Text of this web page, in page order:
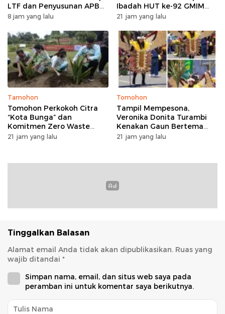
LTF dan Penyusunan APBD
2027 lewat Apel Bersama
8 jam yang lalu
Ibadah HUT ke-92 GMIM
Syalom Molas: Ajakan
Pembangunan
21 jam yang lalu
Tamohon
Tomohon Perkokoh Citra
“Kota Bunga” dan
Komitmen Zero Waste
lewat Penanaman Bunga
21 jam yang lalu
Tomohon
Tampil Mempesona,
Veronika Donita Turambi
Kenakan Gaun Bertema
Manguni di TOF 2026
21 jam yang lalu
Tinggalkan Balasan
Alamat email Anda tidak akan dipublikasikan. Ruas yang
wajib ditandai *
Simpan nama, email, dan situs web saya pada
peramban ini untuk komentar saya berikutnya.